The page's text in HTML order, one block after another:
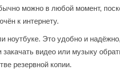
можно в любой момент,
к интернету.
ноутбуке. Это удобно и
видео или музыку
резервной копии.